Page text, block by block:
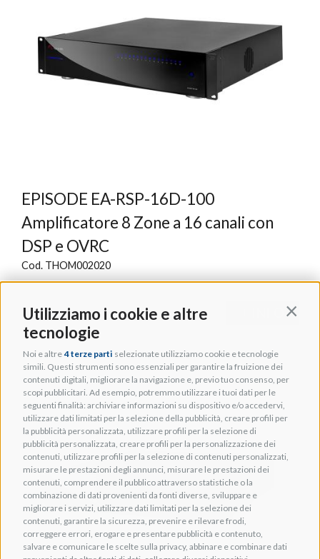
Utilizziamo i cookie e altre
tecnologie
Noi e altre 4 terze parti selezionate utilizziamo cookie e tecnologie
simili. Questi strumenti sono essenziali per garantire la fruizione dei
contenuti digitali, migliorare la navigazione e, previo tuo consenso, per
scopi pubblicitari. Ad esempio, potremmo utilizzare i tuoi dati per le
seguenti finalità: archiviare informazioni su dispositivo e/o accedervi,
utilizzare dati limitati per la selezione della pubblicità, creare profili per
la pubblicità personalizzata, utilizzare profili per la selezione di
pubblicità personalizzata, creare profili per la personalizzazione dei
contenuti, utilizzare profili per la selezione di contenuti personalizzati,
misurare le prestazioni degli annunci, misurare le prestazioni dei
contenuti, comprendere il pubblico attraverso statistiche o la
combinazione di dati provenienti da fonti diverse, sviluppare e
migliorare i servizi, utilizzare dati limitati per la selezione dei
contenuti, garantire la sicurezza, prevenire e rilevare frodi,
correggere errori, erogare e presentare pubblicità e contenuto,
salvare e comunicare le scelte sulla privacy, abbinare e combinare dati
EPISODE EA-RSP-16D-100
Amplificatore 8 Zone a 16 canali con
DSP e OVRC
Cod. THOM002020